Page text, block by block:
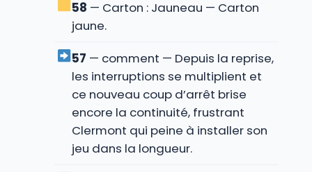
58 — Carton : Jauneau — Carton
jaune.
57 — comment — Depuis la reprise,
les interruptions se multiplient et
ce nouveau coup d’arrêt brise
encore la continuité, frustrant
Clermont qui peine à installer son
jeu dans la longueur.